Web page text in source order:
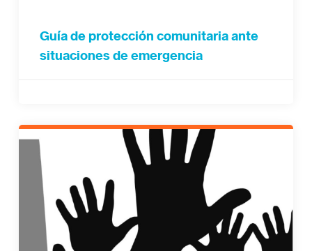
Guía de protección comunitaria ante
situaciones de emergencia